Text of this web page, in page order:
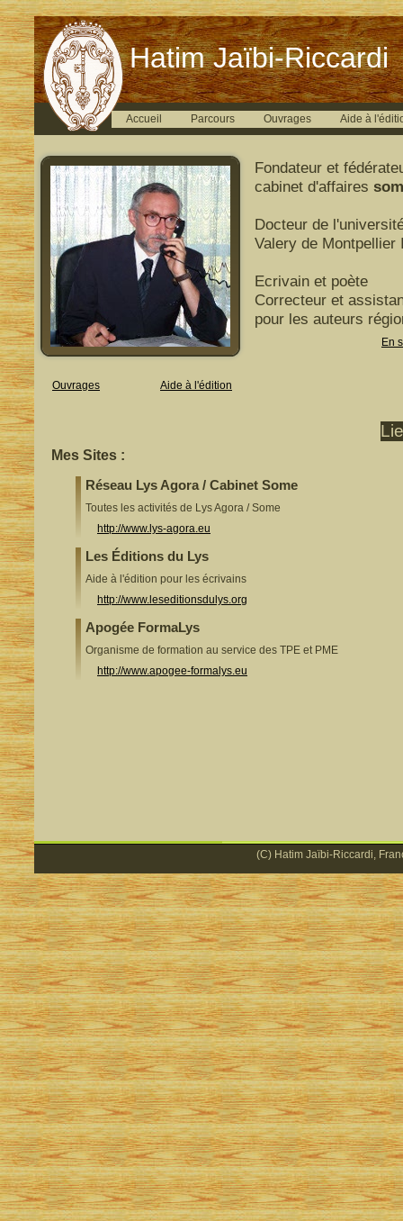
Hatim Jaïbi-Riccardi
Accueil Parcours Ouvrages Aide à
Fondateur et
cabinet d'affaires
Docteur de
Valery de Montpellier
Ecrivain et poète
Correcteur et
pour les auteurs
En
Ouvrages Aide à l'édition
Mes Sites :
Réseau Lys Agora / Cabinet Some
Toutes les activités de Lys Agora / Some
http://www.lys-agora.eu
Les Éditions du Lys
Aide à l'édition pour les écrivains
http://www.leseditionsdulys.org
Apogée FormaLys
Organisme de formation au service des TPE et PME
http://www.apogee-formalys.eu
(C) Hatim Jaïbi-Riccardi,